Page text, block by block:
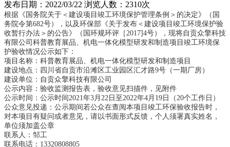
发布日期：2022/03/22 浏览人数：2310次
根据《国务院关于＜建设项目竣工环境保护管理条例＞的决定》（国
务院令第682号），以及环保部《关于发布＜建设项目竣工环境保护验
收暂行办法＞的公告》（国环规环评［2017]4号），现将自贡众擎科技
有限公司科普教育展品、机电一体化模型研发和制造项目竣工环境保
护验收情况公示如下：
项目名称：科普教育展品、机电一体化模型研发和制造项目
建设地点：四川省自贡市沿滩区工业园区汇才路9号（一期厂房）
建设单位：自贡众擎科技有限公司
公示内容：验收监测报告表，验收意见扫描件，见附件
公示时间：公示时间 2021年3 月 22 日至 2022年4 月 19 日（ 20个工作日）
公众意见投递：公示期间若公众在查阅本项目竣工环保验收报告时，
对本项目有疑问或者意见，请以书面形式反馈，个人须署真实姓名，
单位须加盖公章
联系人： 邹工
联系电话： 13320808805